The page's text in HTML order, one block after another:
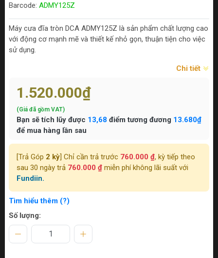
Barcode: ADMY125Z
Máy cưa đĩa tròn DCA ADMY125Z là sản phẩm chất lượng cao
với động cơ mạnh mẽ và thiết kế nhỏ gọn, thuận tiện cho việc
sử dụng.
Chi tiết
1.520.000₫
(Giá đã gồm VAT)
Bạn sẽ tích lũy được 13,68 điểm tương đương 13.680₫
để mua hàng lần sau
[Trả Góp 2 kỳ ] Chỉ cần trả trước 760.000 ₫, kỳ tiếp theo
sau 30 ngày trả 760.000 ₫ miễn phí không lãi suất với
Fundiin.
Tìm hiểu thêm (?)
Số lượng: